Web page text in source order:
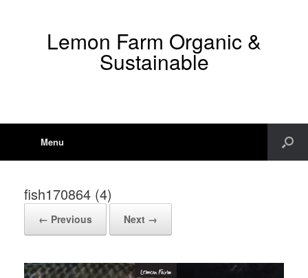
Lemon Farm Organic &
Sustainable
Menu
fish170864 (4)
← Previous Next →